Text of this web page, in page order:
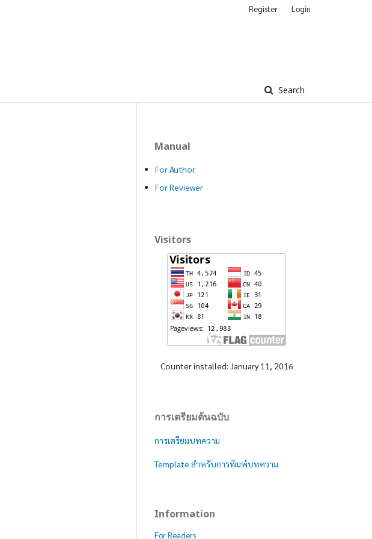
Search
Register Login
Manual
For Author
For Reviewer
Visitors
Counter installed: January 11, 2016
การเตรียมต้นฉบับ
การเตรียมบทความ
Template สำหรับการพิมพ์บทความ
Information
For Readers